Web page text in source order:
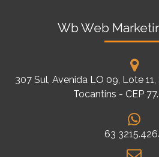
Wb Web
307 Sul, Avenida LO 09, Lote
Tocantins - CEP
63